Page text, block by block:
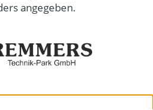
angegeben.